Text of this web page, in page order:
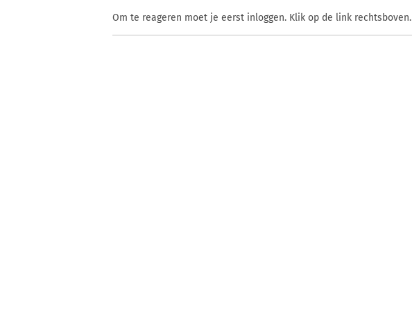
Om te reageren moet je eerst inloggen. Klik op de link rechtsboven.